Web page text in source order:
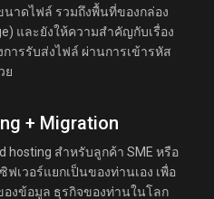
าดไฟล์ รวมถึงพื้นที่ของกล่อง
และยังให้ความสำคัญกับเรื่อง
ารรับส่งไฟล์ ผ่านการเข้ารหัส
ย
+ Migration
hosting สำหรับลูกค้า SME หรือ
ฟเวอร์แยกเป็นของท่านเอง เพื่อ
งข้อมูล ธุรกิจของท่านในโลก